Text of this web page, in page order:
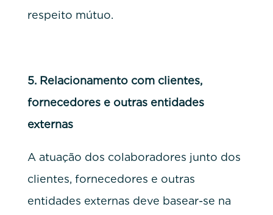
respeito mútuo.
5. Relacionamento com clientes,
fornecedores e outras entidades
externas
A atuação dos colaboradores junto dos
clientes, fornecedores e outras
entidades externas deve basear-se na